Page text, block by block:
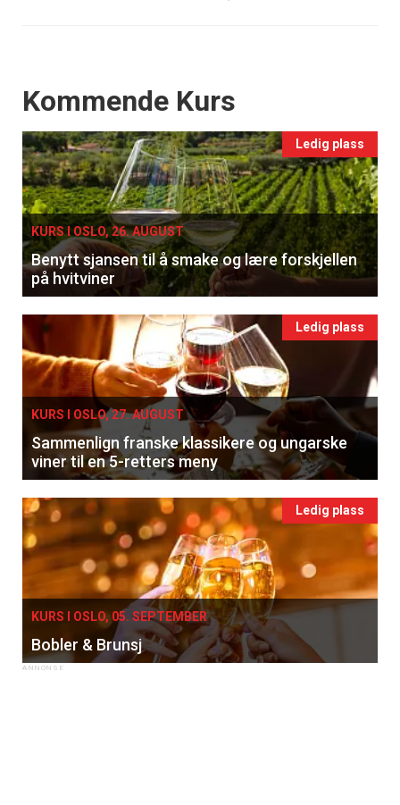
Events
Kommende Kurs
Ledig plass
KURS I OSLO, 26. AUGUST
Benytt sjansen til å smake og lære forskjellen
på hvitviner
Ledig plass
KURS I OSLO, 27. AUGUST
Sammenlign franske klassikere og ungarske
viner til en 5-retters meny
Ledig plass
KURS I OSLO, 05. SEPTEMBER
Bobler & Brunsj